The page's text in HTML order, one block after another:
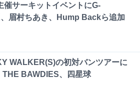
催サーキットイベントにG-
眉村ちあき、Hump Backら追加
WALKER(S)の初対バンツアーに
THE BAWDIES、四星球